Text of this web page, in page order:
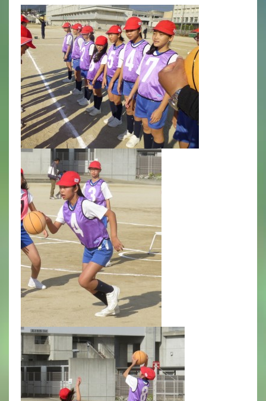
新入生募集要項
入学金・学費
優遇制度
転編入試験について
保護者の声・入試関連よくある質問
説明会・公開行事
いじめ防止基本方針
安全・防災教育
警報などの対応